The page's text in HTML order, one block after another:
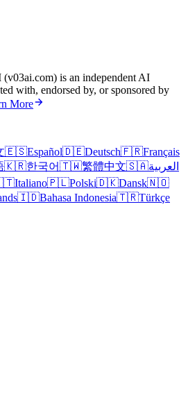
is an independent AI
with, endorsed by, or sponsored by
More
🇪🇸Español🇩🇪Deutsch🇫🇷Français
🇰🇷한국어🇹🇼繁體中文🇸🇦العربية
Italiano🇵🇱Polski🇩🇰Dansk🇳🇴
🇮🇩Bahasa Indonesia🇹🇷Türkçe